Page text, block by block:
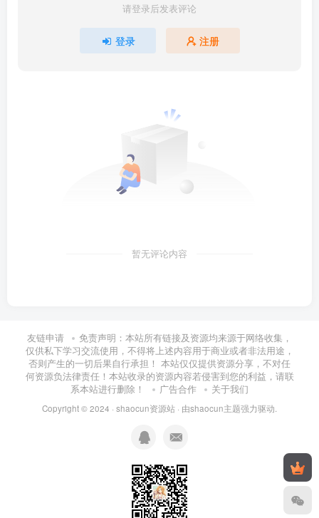
请登录后发表评论
登录 注册
暂无评论内容
友链申请
免责声明：本站所有链接及资源均来源于网络收集，
仅供私下学习交流使用，不得将上述内容用于商业或者非法用途，
否则产生的一切后果自行承担！ 本站仅仅提供资源分享，不对任
何资源负法律责任！本站收录的资源内容若侵害到您的利益，请联
系本站进行删除！
广告合作 关于我们
Copyright © 2024 · shaocun资源站 · 由shaocun主题强力驱动.